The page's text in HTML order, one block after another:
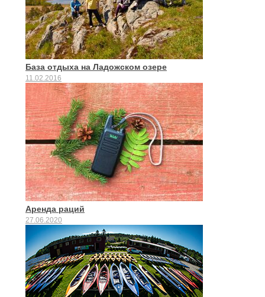
База отдыха на Ладожском озере
11.02.2016
Аренда раций
27.06.2020